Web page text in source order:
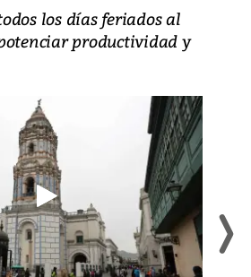
los días feriados al
productividad y